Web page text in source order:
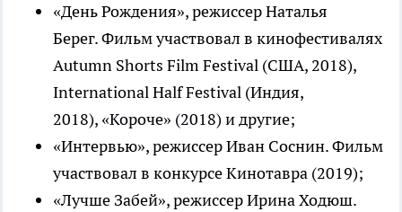
«День Рождения», режиссер Наталья
Берег. Фильм участвовал в кинофестивалях
Autumn Shorts Film Festival (США, 2018),
International Half Festival (Индия,
2018), «Короче» (2018) и другие;
«Интервью», режиссер Иван Соснин. Фильм
участвовал в конкурсе Кинотавра (2019);
«Лучше Забей», режиссер Ирина Ходюш.